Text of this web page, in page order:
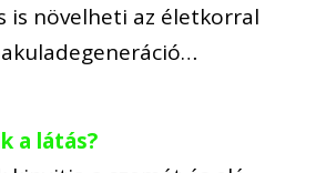
is növelheti az életkorral
a látás?